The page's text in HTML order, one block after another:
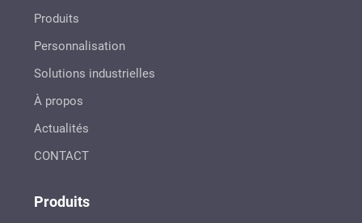
Produits
Personnalisation
Solutions industrielles
À propos
Actualités
CONTACT
Produits